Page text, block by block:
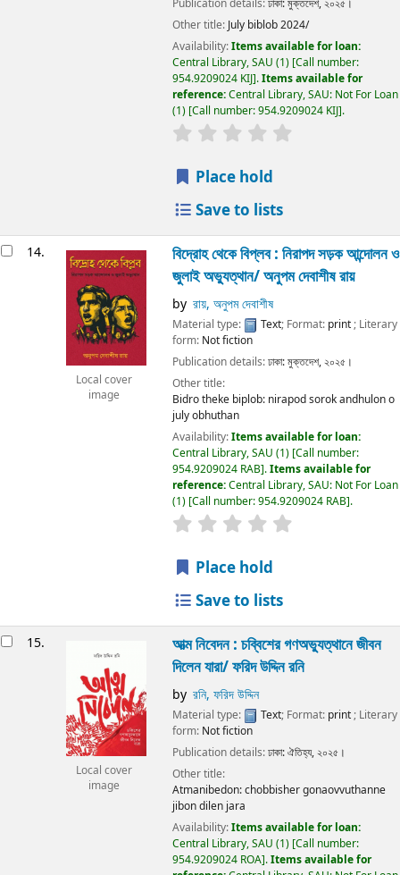
Publication details:ঢাকা:মুক্তদেশ,২০২৫।
Other title: July biblob 2024/
Availability:Items available for loan:
Central Library, SAU (1) Call number:
954.9209024 KIJ .Items available for
reference:Central Library, SAU: Not For Loan
(1) Call number:954.9209024 KIJ .
Place hold
Save to lists
14.
Local cover
image
বিদ্রোহ থেকে বিপ্লব : নিরাপদ সড়ক আন্দোলন ও
জুলাই অভ্যুত্থান/অনুপম দেবাশীষ রায়
by রায়, অনুপম দেবাশীষ
Material type: Text; Format: print; Literary
form: Not fiction
Publication details:ঢাকা:মুক্তদেশ,২০২৫।
Other title:
Bidro theke biplob: nirapod sorok andhulon o
july obhuthan
Availability:Items available for loan:
Central Library, SAU (1) Call number:
954.9209024 RAB .Items available for
reference:Central Library, SAU: Not For Loan
(1) Call number:954.9209024 RAB .
Place hold
Save to lists
15.
Local cover
image
আত্ম নিবেদন : চব্বিশের গণঅভ্যুত্থানে জীবন
দিলেন যারা/ফরিদ উদ্দিন রনি
by রনি, ফরিদ উদ্দিন
Material type: Text; Format: print; Literary
form: Not fiction
Publication details:ঢাকা:ঐতিহ্য,২০২৫।
Other title:
Atmanibedon: chobbisher gonaovvuthanne
jibon dilen jara
Availability:Items available for loan:
Central Library, SAU (1) Call number:
954.9209024 ROA .Items available for